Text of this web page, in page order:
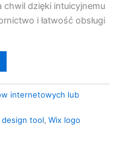
dzięki intuicyjnemu
i łatwość obsługi
internetowych lub
design tool, Wix logo